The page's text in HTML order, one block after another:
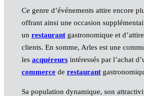
Ce genre d’événements attire encore
offrant ainsi une occasion
un restaurantgastronomique et
clients. En somme, Arles est une
les acquéreursintéressés par l’achat
commercede restaurant
Sa population dynamique, son